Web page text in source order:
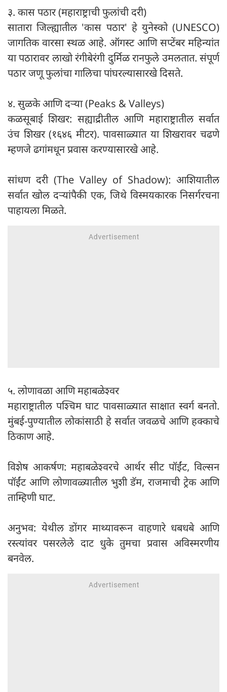
३. कास पठार (महाराष्ट्राची फुलांची दरी)
सातारा जिल्ह्यातील 'कास पठार' हे युनेस्को (UNESCO)
जागतिक वारसा स्थळ आहे. ऑगस्ट आणि सप्टेंबर महिन्यांत
या पठारावर लाखो रंगीबेरंगी दुर्मिळ रानफुले उमलतात. संपूर्ण
पठार जणू फुलांचा गालिचा पांघरल्यासारखे दिसते.
४. सुळके आणि दऱ्या (Peaks & Valleys)
कळसूबाई शिखर: सह्याद्रीतील आणि महाराष्ट्रातील सर्वात
उंच शिखर (१६४६ मीटर). पावसाळ्यात या शिखरावर चढणे
म्हणजे ढगांमधून प्रवास करण्यासारखे आहे.
सांधण दरी (The Valley of Shadow): आशियातील
सर्वात खोल दऱ्यांपैकी एक, जिथे विस्मयकारक निसर्गरचना
पाहायला मिळते.
५. लोणावळा आणि महाबळेश्वर
महाराष्ट्रातील पश्चिम घाट पावसाळ्यात साक्षात स्वर्ग बनतो.
मुंबई-पुण्यातील लोकांसाठी हे सर्वात जवळचे आणि हक्काचे
ठिकाण आहे.
विशेष आकर्षण: महाबळेश्वरचे आर्थर सीट पॉईंट, विल्सन
पॉईंट आणि लोणावळ्यातील भुशी डॅम, राजमाची ट्रेक आणि
ताम्हिणी घाट.
अनुभव: येथील डोंगर माथ्यावरून वाहणारे धबधबे आणि
रस्त्यांवर पसरलेले दाट धुके तुमचा प्रवास अविस्मरणीय
बनवेल.